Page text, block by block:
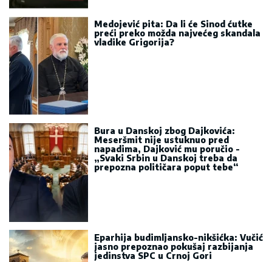
Medojević pita: Da li će Sinod ćutke
preći preko možda najvećeg skandala
vladike Grigorija?
Bura u Danskoj zbog Dajkovića:
Meseršmit nije ustuknuo pred
napadima, Dajković mu poručio -
„Svaki Srbin u Danskoj treba da
prepozna političara poput tebe“
Eparhija budimljansko-nikšićka: Vučić
jasno prepoznao pokušaj razbijanja
jedinstva SPC u Crnoj Gori